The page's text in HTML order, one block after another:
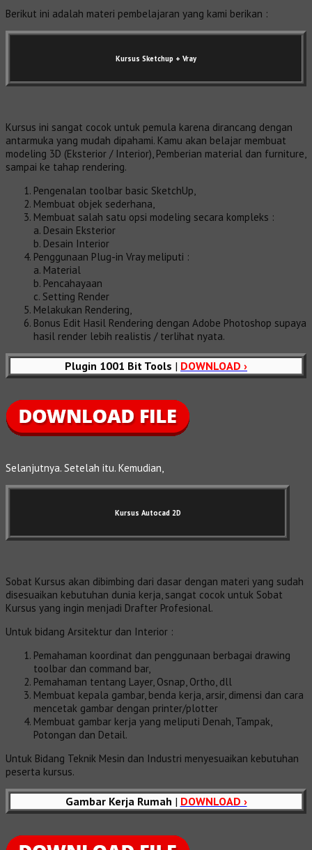
Berikut ini adalah materi pembelajaran yang kami berikan :
Kursus Sketchup + Vray
Kursus ini sangat cocok untuk pemula karena dirancang dengan
antarmuka yang mudah dipahami. Kamu akan belajar membuat
modeling 3D (Eksterior / Interior), Pemberian material dan furniture,
sampai ke tahap rendering.
Pengenalan toolbar basic SketchUp,
Membuat objek sederhana,
Membuat salah satu opsi modeling secara kompleks :
a. Desain Eksterior
b. Desain Interior
Penggunaan Plug-in Vray meliputi :
a. Material
b. Pencahayaan
c. Setting Render
Melakukan Rendering,
Bonus Edit Hasil Rendering dengan Adobe Photoshop supaya
hasil render lebih realistis / terlihat nyata.
Plugin 1001 Bit Tools | DOWNLOAD ›
Selanjutnya. Setelah itu. Kemudian,
Kursus Autocad 2D
Sobat Kursus akan dibimbing dari dasar dengan materi yang sudah
disesuaikan kebutuhan dunia kerja, sangat cocok untuk Sobat
Kursus yang ingin menjadi Drafter Profesional.
Untuk bidang Arsitektur dan Interior :
Pemahaman koordinat dan penggunaan berbagai drawing
toolbar dan command bar,
Pemahaman tentang Layer, Osnap, Ortho, dll
Membuat kepala gambar, benda kerja, arsir, dimensi dan cara
mencetak gambar dengan printer/plotter
Membuat gambar kerja yang meliputi Denah, Tampak,
Potongan dan Detail.
Untuk Bidang Teknik Mesin dan Industri menyesuaikan kebutuhan
peserta kursus.
Gambar Kerja Rumah | DOWNLOAD ›